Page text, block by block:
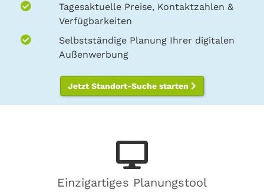
Tagesaktuelle Preise, Kontaktzahlen &
Verfügbarkeiten
Selbstständige Planung Ihrer digitalen
Außenwerbung
Jetzt Standort-Suche starten
Einzigartiges Planungstool